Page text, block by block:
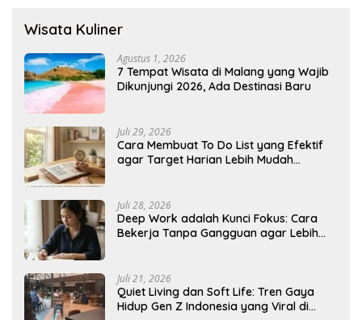
Wisata Kuliner
Agustus 1, 2026
7 Tempat Wisata di Malang yang Wajib
Dikunjungi 2026, Ada Destinasi Baru
Juli 29, 2026
Cara Membuat To Do List yang Efektif
agar Target Harian Lebih Mudah
Juli 28, 2026
Deep Work adalah Kunci Fokus: Cara
Bekerja Tanpa Gangguan agar Lebih
Juli 21, 2026
Quiet Living dan Soft Life: Tren Gaya
Hidup Gen Z Indonesia yang Viral di